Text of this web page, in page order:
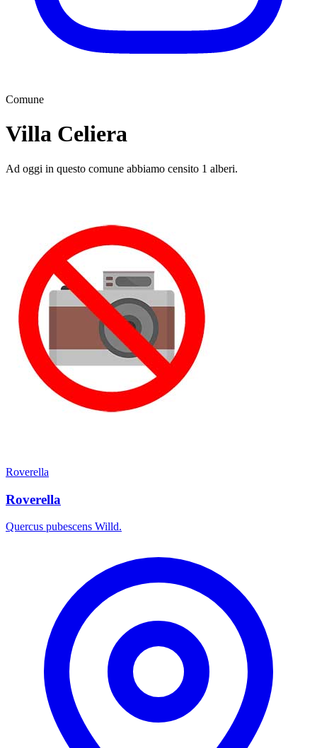
Comune
Villa Celiera
Ad oggi in questo comune abbiamo censito 1 alberi.
Roverella
Roverella
Quercus pubescens Willd.